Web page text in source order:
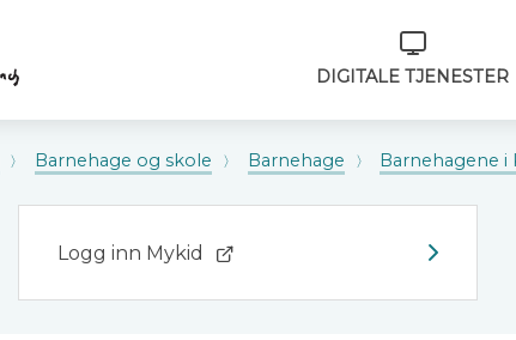
Verktøymeny
DIGITALE TJENESTER
Barnehage og skole Barnehage Barnehagene i
Logg inn Mykid